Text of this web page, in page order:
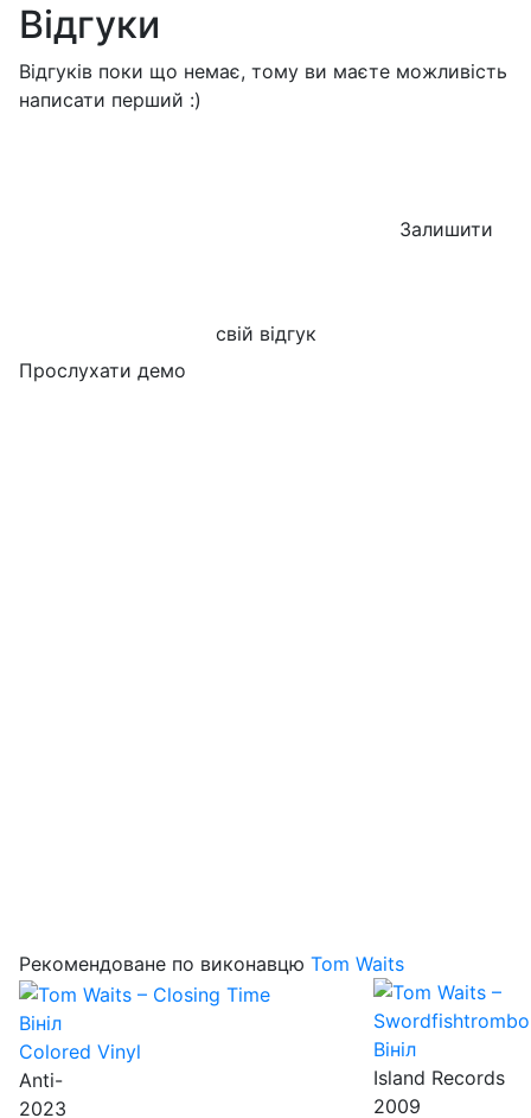
Відгуки
Відгуків поки що немає, тому ви маєте можливість
написати перший :)
Залишити
свій відгук
Прослухати демо
Рекомендоване по виконавцю Tom Waits
Вініл
Colored Vinyl
Anti-
2023
Вініл
Island Records
2009